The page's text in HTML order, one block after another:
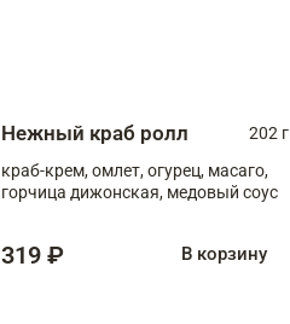
Нежный краб ролл
202 г
краб-крем, омлет, огурец, масаго,
горчица дижонская, медовый соус
319 ₽ В корзину